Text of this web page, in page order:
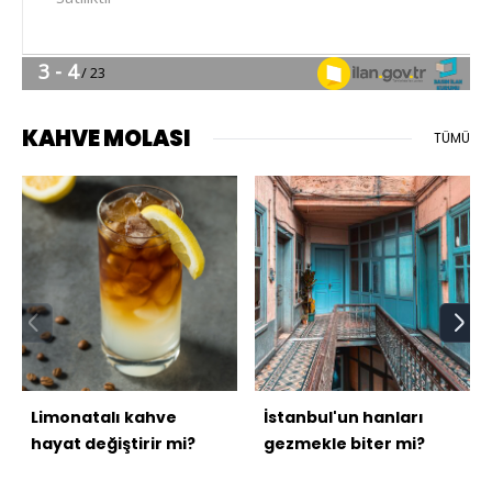
KAHVE MOLASI TÜMÜ
Limonatalı kahve
hayat değiştirir mi?
İstanbul'un hanları
gezmekle biter mi?